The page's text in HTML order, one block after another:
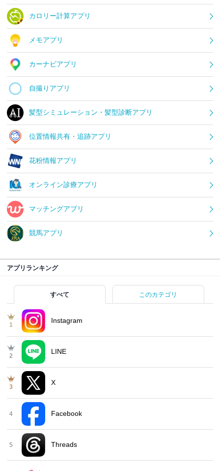
カロリー計算アプリ
メモアプリ
カーナビアプリ
自撮りアプリ
髪型シミュレーション・髪型診断アプリ
位置情報共有・追跡アプリ
花粉情報アプリ
オンライン診療アプリ
マッチングアプリ
競馬アプリ
アプリランキング
すべて このカテゴリ
1
Instagram
2
LINE
3
X
4 Facebook
5 Threads